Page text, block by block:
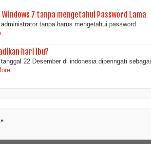
7 tanpa mengetahui Password Lama
tanpa harus mengetahui password
hari ibu?
22 Desember di indonesia diperingati sebagai